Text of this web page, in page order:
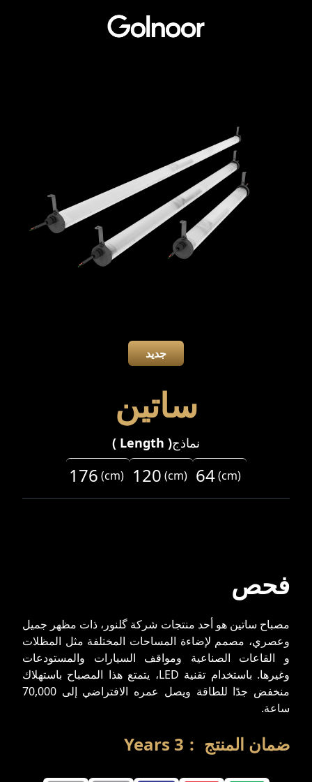
جديد
ساتین
نماذج(
Length
)
64 (cm)
120 (cm)
176 (cm)
فحص
مصباح ساتین هو أحد منتجات شركة گلنور، ذات مظهر جميل
وعصري، مصمم لإضاءة المساحات المختلفة مثل المظلات
و القاعات الصناعیة ومواقف السيارات والمستودعات
وغيرها. باستخدام تقنية LED، يتمتع هذا المصباح باستهلاك
منخفض جدًا للطاقة ويصل عمره الافتراضي إلى 70,000
ساعة.
ضمان المنتج :
3
Years